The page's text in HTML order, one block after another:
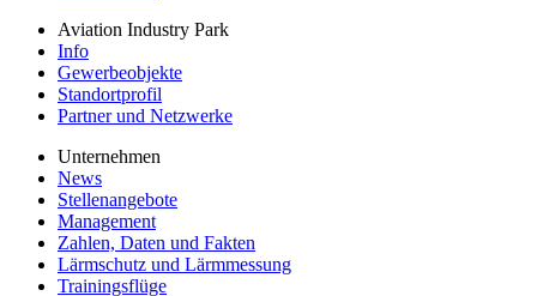
Aviation Industry Park
Info
Gewerbeobjekte
Standortprofil
Partner und Netzwerke
Unternehmen
News
Stellenangebote
Management
Zahlen, Daten und Fakten
Lärmschutz und Lärmmessung
Trainingsflüge